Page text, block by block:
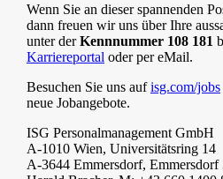
Wenn Sie an dieser spannenden
dann freuen wir uns über Ihre
unter derKennnummer 108 181
Karriereportal oder per eMail.
Besuchen Sie uns aufisg.com/jobs
neue Jobangebote.
ISG Personalmanagement GmbH
A-1010 Wien, Universitätsring 14
A-3644 Emmersdorf, Emmersdorf